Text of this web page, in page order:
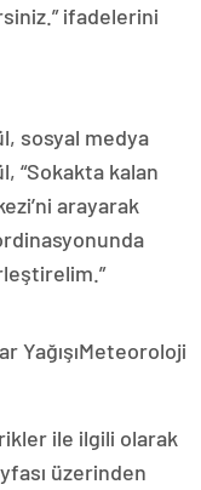
ifadelerini
sosyal medya
“Sokakta kalan
arayarak
YağışıMeteoroloji
ile ilgili olarak
üzerinden